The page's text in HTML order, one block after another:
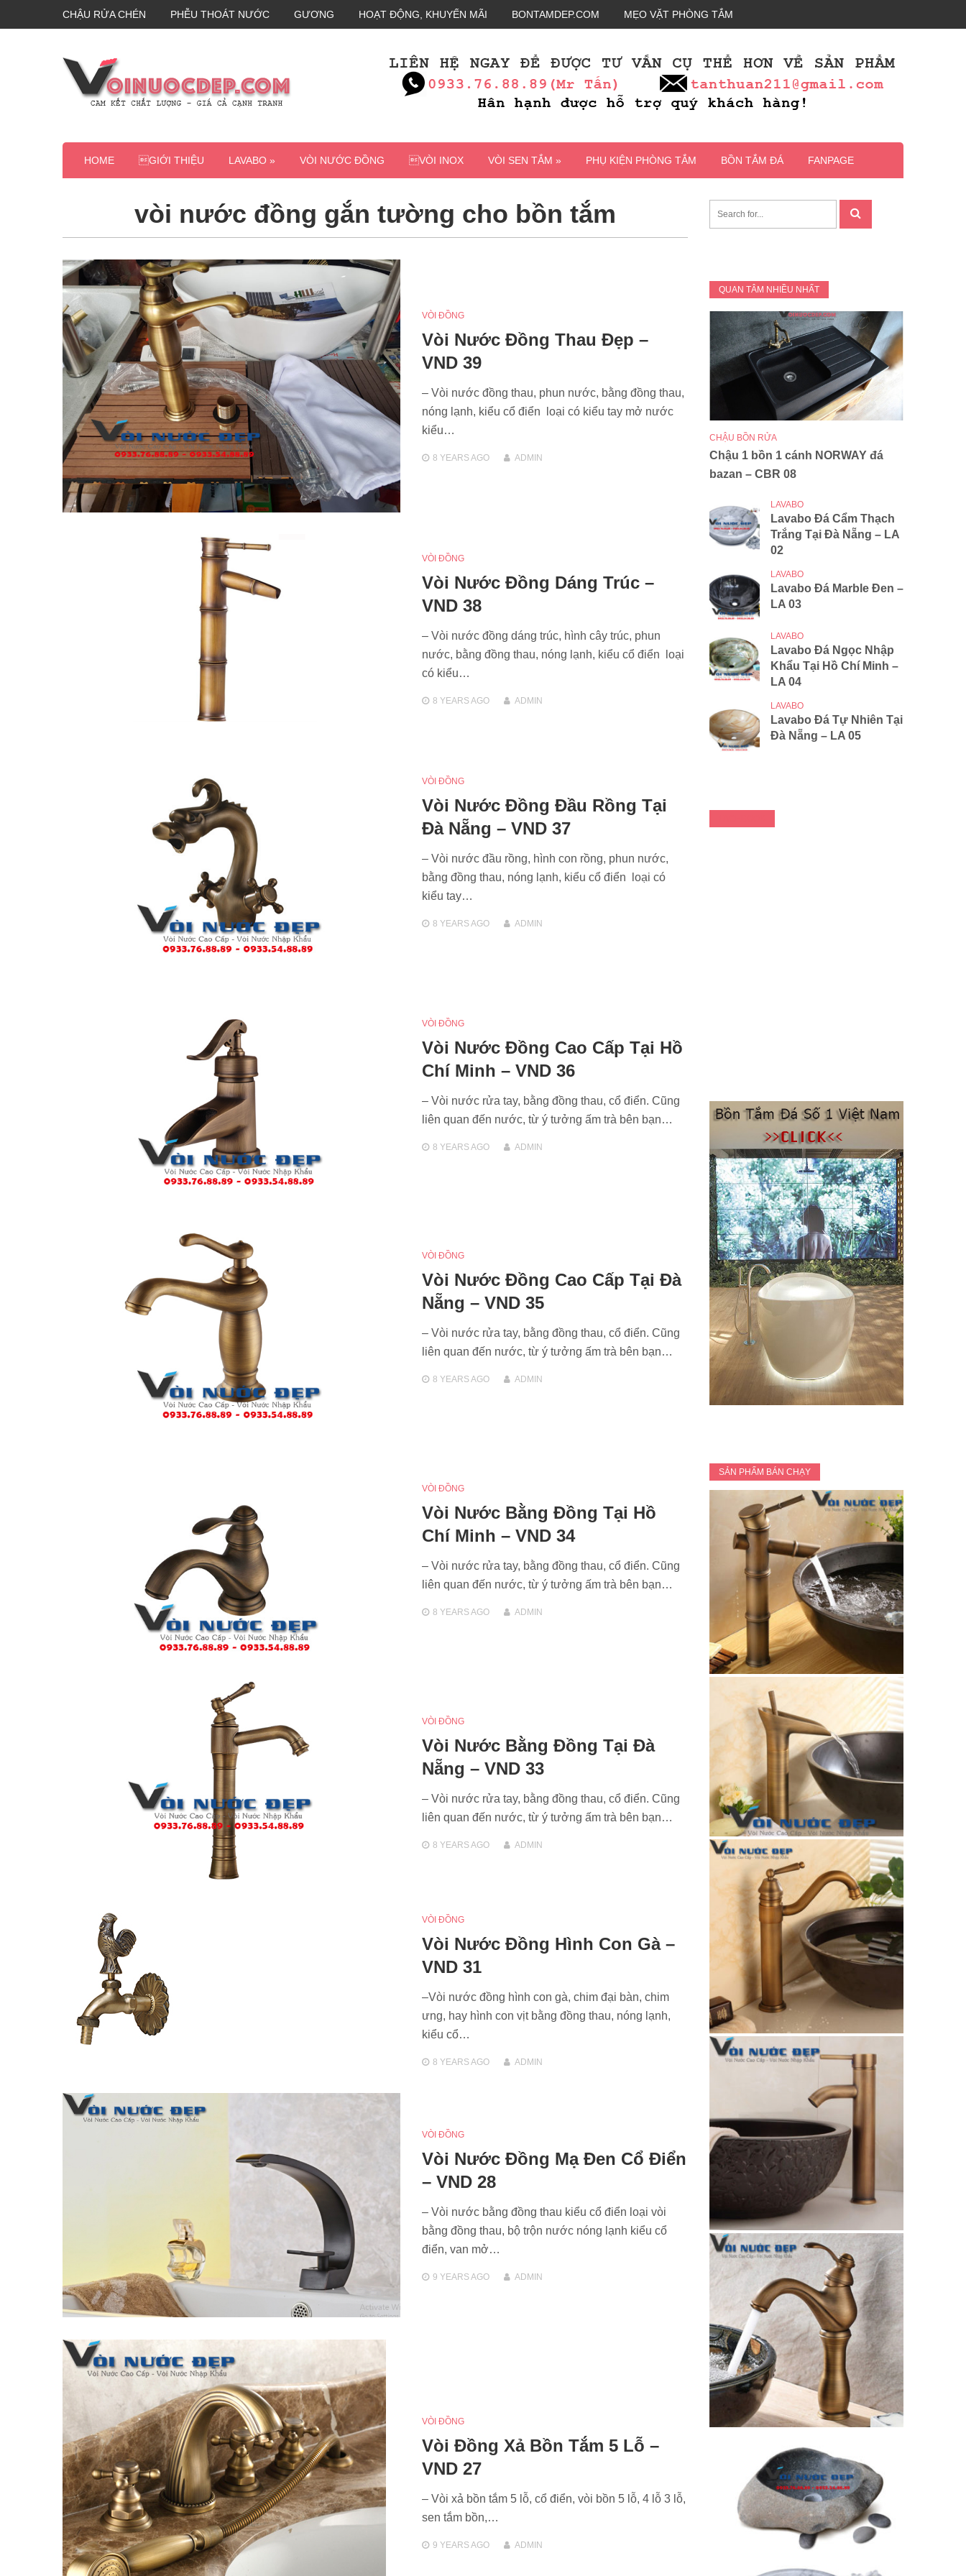
CHẬU RỬA CHÉN PHỄU THOÁT NƯỚC GƯƠNG HOẠT ĐỘNG, KHUYẾN MÃI BONTAMDEP.COM MẸO VẶT PHÒNG TẮM
HOME GIỚI THIỆU LAVABO » VÒI NƯỚC ĐỒNG VÒI INOX VÒI SEN TẮM » PHỤ KIỆN PHÒNG TẮM BỒN TẮM ĐÁ FANPAGE
vòi nước đồng gắn tường cho bồn tắm
VÒI ĐỒNG
Vòi Nước Đồng Thau Đẹp –
VND 39
– Vòi nước đồng thau, phun nước, bằng đồng thau,
nóng lạnh, kiểu cổ điển loại có kiểu tay mở nước
kiểu…
8 YEARSAGO ADMIN
VÒI ĐỒNG
Vòi Nước Đồng Dáng Trúc –
VND 38
– Vòi nước đồng dáng trúc, hình cây trúc, phun
nước, bằng đồng thau, nóng lạnh, kiểu cổ điển loại
có kiểu…
8 YEARSAGO ADMIN
VÒI ĐỒNG
Vòi Nước Đồng Đầu Rồng Tại
Đà Nẵng – VND 37
– Vòi nước đầu rồng, hình con rồng, phun nước,
bằng đồng thau, nóng lạnh, kiểu cổ điển loại có
kiểu tay…
8 YEARSAGO ADMIN
VÒI ĐỒNG
Vòi Nước Đồng Cao Cấp Tại Hồ
Chí Minh – VND 36
– Vòi nước rửa tay, bằng đồng thau, cổ điển. Cũng
liên quan đến nước, từ ý tưởng ấm trà bên bạn…
8 YEARSAGO ADMIN
VÒI ĐỒNG
Vòi Nước Đồng Cao Cấp Tại Đà
Nẵng – VND 35
– Vòi nước rửa tay, bằng đồng thau, cổ điển. Cũng
liên quan đến nước, từ ý tưởng ấm trà bên bạn…
8 YEARSAGO ADMIN
VÒI ĐỒNG
Vòi Nước Bằng Đồng Tại Hồ
Chí Minh – VND 34
– Vòi nước rửa tay, bằng đồng thau, cổ điển. Cũng
liên quan đến nước, từ ý tưởng ấm trà bên bạn…
8 YEARSAGO ADMIN
VÒI ĐỒNG
Vòi Nước Bằng Đồng Tại Đà
Nẵng – VND 33
– Vòi nước rửa tay, bằng đồng thau, cổ điển. Cũng
liên quan đến nước, từ ý tưởng ấm trà bên bạn…
8 YEARSAGO ADMIN
VÒI ĐỒNG
Vòi Nước Đồng Hình Con Gà –
VND 31
–Vòi nước đồng hình con gà, chim đại bàn, chim
ưng, hay hình con vịt bằng đồng thau, nóng lạnh,
kiểu cổ…
8 YEARSAGO ADMIN
VÒI ĐỒNG
Vòi Nước Đồng Mạ Đen Cổ Điển
– VND 28
– Vòi nước bằng đồng thau kiểu cổ điển loại vòi
bằng đồng thau, bộ trộn nước nóng lạnh kiểu cổ
điển, van mở…
9 YEARSAGO ADMIN
VÒI ĐỒNG
Vòi Đồng Xả Bồn Tắm 5 Lỗ –
VND 27
– Vòi xả bồn tắm 5 lỗ, cổ điển, vòi bồn 5 lỗ, 4 lỗ 3 lỗ,
sen tắm bồn,…
9 YEARSAGO ADMIN
QUAN TÂM NHIỀU NHẤT
CHẬU BỒN RỬA
Chậu 1 bồn 1 cánh NORWAY đá
bazan – CBR 08
LAVABO
Lavabo Đá Cẩm Thạch
Trắng Tại Đà Nẵng – LA
02
LAVABO
Lavabo Đá Marble Đen –
LA 03
LAVABO
Lavabo Đá Ngọc Nhập
Khẩu Tại Hồ Chí Minh –
LA 04
LAVABO
Lavabo Đá Tự Nhiên Tại
Đà Nẵng – LA 05
SẢN PHẨM BÁN CHẠY